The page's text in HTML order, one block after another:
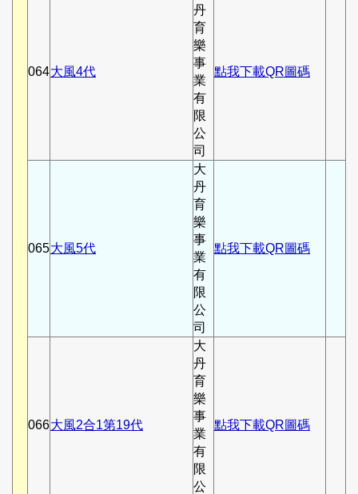
064大風4代
丹
育
樂
事
業
有
限
公
司
點我下載QR圖碼
065大風5代
大
丹
育
樂
事
業
有
限
公
司
點我下載QR圖碼
066大風2合1第19代
大
丹
育
樂
事
業
有
限
公
點我下載QR圖碼